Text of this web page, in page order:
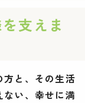
支えま
方と、その生活
い、幸せに満